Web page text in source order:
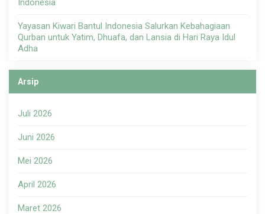
Yayasan Kiwari Bantul Indonesia Salurkan Kebahagiaan
Qurban untuk Yatim, Dhuafa, dan Lansia di Hari Raya Idul
Adha
Arsip
Juli 2026
Juni 2026
Mei 2026
April 2026
Maret 2026